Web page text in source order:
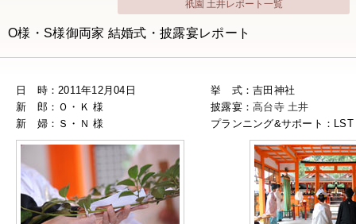
祇園 土井レポート一覧
O様・S様御両家 結婚式・披露宴レポート
日 時：2011年12月04日
新 郎：Ｏ・Ｋ 様
新 婦：Ｓ・Ｎ 様
挙 式：吉田神社
披露宴：高台寺 土井
プランニング&サポート：